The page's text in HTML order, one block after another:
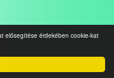
elősegítése érdekében cookie-kat